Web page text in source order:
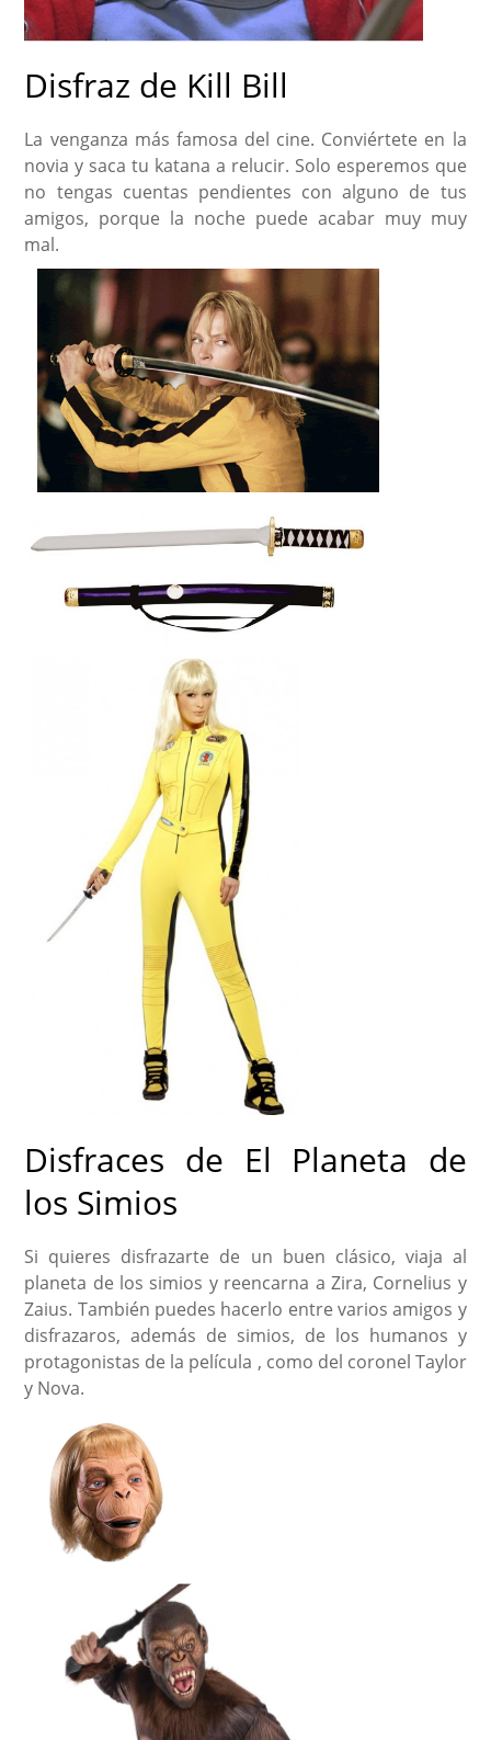
Disfraz de Kill Bill
La venganza más famosa del cine. Conviértete en la
novia y saca tu katana a relucir. Solo esperemos que
no tengas cuentas pendientes con alguno de tus
amigos, porque la noche puede acabar muy muy
mal.
Disfraces de El Planeta de
los Simios
Si quieres disfrazarte de un buen clásico, viaja al
planeta de los simios y reencarna a Zira, Cornelius y
Zaius. También puedes hacerlo entre varios amigos y
disfrazaros, además de simios, de los humanos y
protagonistas de la película , como del coronel Taylor
y Nova.